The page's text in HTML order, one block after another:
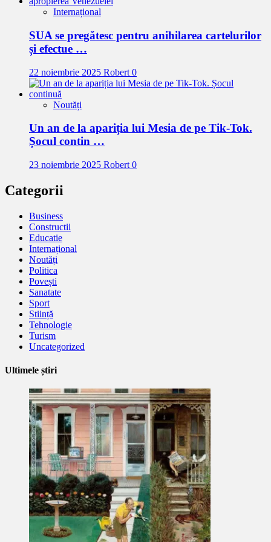
Internațional
SUA se pregătesc pentru anihilarea cartelurilor
și efectue …
22 noiembrie 2025 Robert 0
Noutăți
Un an de la apariția lui Mesia de pe Tik-Tok.
Șocul contin …
23 noiembrie 2025 Robert 0
Categorii
Business
Constructii
Educatie
Internațional
Noutăți
Politica
Povești
Sanatate
Sport
Stiință
Tehnologie
Turism
Uncategorized
Ultimele știri